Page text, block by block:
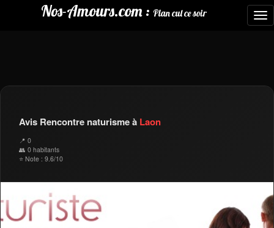
Nos-Amours.com : Plan cul ce soir
Avis Rencontre naturisme à Laon
📍 0
👥 0 habitants
⭐ Note : 9.6/10